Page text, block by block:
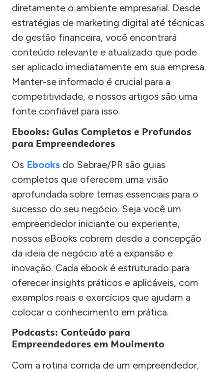
diretamente o ambiente empresarial. Desde
estratégias de marketing digital até técnicas
de gestão financeira, você encontrará
conteúdo relevante e atualizado que pode
ser aplicado imediatamente em sua empresa.
Manter-se informado é crucial para a
competitividade, e nossos artigos são uma
fonte confiável para isso.
Ebooks: Guias Completos e Profundos
para Empreendedores
Os Ebooks do Sebrae/PR são guias
completos que oferecem uma visão
aprofundada sobre temas essenciais para o
sucesso do seu negócio. Seja você um
empreendedor iniciante ou experiente,
nossos eBooks cobrem desde a concepção
da ideia de negócio até a expansão e
inovação. Cada ebook é estruturado para
oferecer insights práticos e aplicáveis, com
exemplos reais e exercícios que ajudam a
colocar o conhecimento em prática.
Podcasts: Conteúdo para
Empreendedores em Movimento
Com a rotina corrida de um empreendedor,